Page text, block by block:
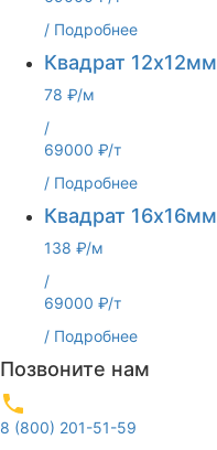
/ Подробнее
Квадрат 12х12мм
78 ₽/м
/
69000 ₽/т
/ Подробнее
Квадрат 16х16мм
138 ₽/м
/
69000 ₽/т
/ Подробнее
Позвоните нам
8 (800) 201-51-59